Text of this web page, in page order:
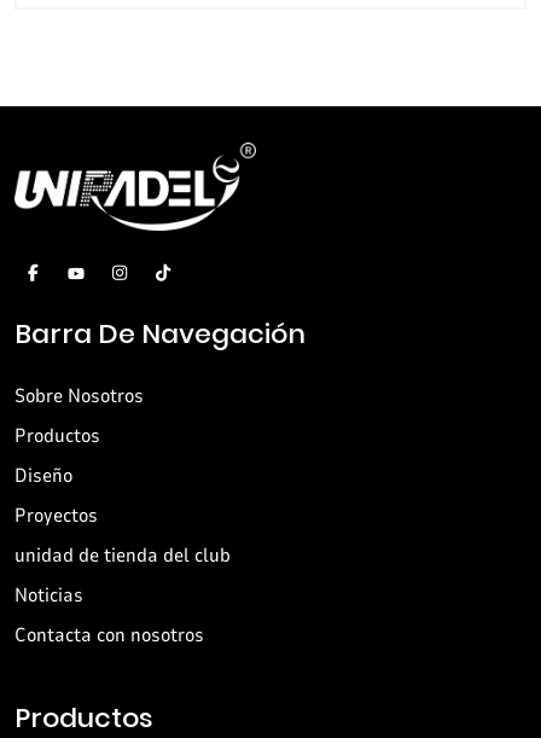
Barra De Navegación
Sobre Nosotros
Productos
Diseño
Proyectos
unidad de tienda del club
Noticias
Contacta con nosotros
Productos